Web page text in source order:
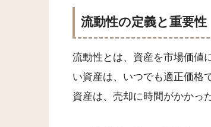
流動性の定義と重要性
流動性とは、資産を市場価値
い資産は、いつでも適正価格
資産は、売却に時間がかかっ